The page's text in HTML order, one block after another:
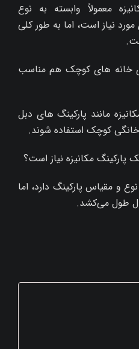
معمولاً وابسته به نوع
نیاز است، اما به طور کلی
خانه‌ های کوچک هم مناسب
مانند پارکینگ‌ های دبل
کوچک استفاده شوند.
مکانیزه نیاز است؟
و مقیاس پارکینگ دارد، اما
طول می‌کشد.